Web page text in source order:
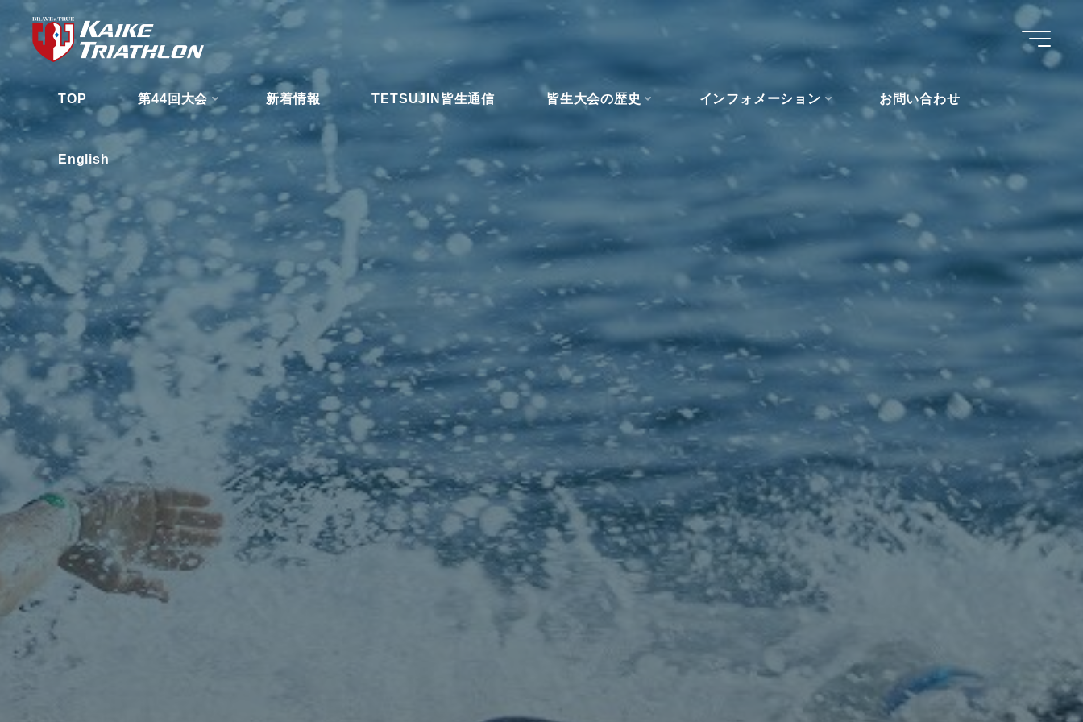
ン
テ
ツ
へ
ス
プ
TOP 第44回大会 新着情報 TETSUJIN皆生通信 皆生大会の歴史 インフォメーション お問い合わせ
English